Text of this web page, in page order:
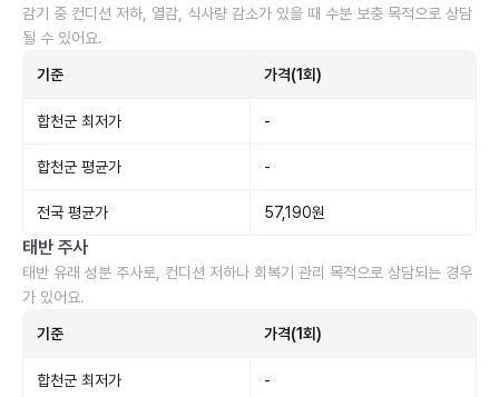
감기 중 컨디션 저하, 열감, 식사량 감소가 있을 때 수분 보충 목적으로 상담
될 수 있어요.
기준 가격(1회)
합천군 최저가 -
합천군 평균가 -
전국 평균가 57,190원
태반 주사
태반 유래 성분 주사로, 컨디션 저하나 회복기 관리 목적으로 상담되는 경우
가 있어요.
기준 가격(1회)
합천군 최저가 -